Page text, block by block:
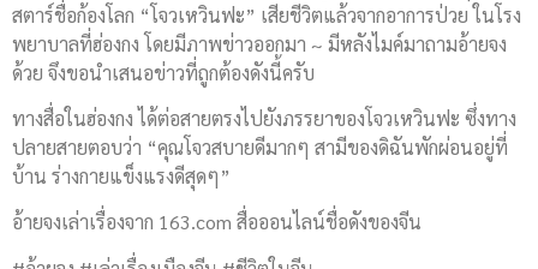
สตาร์ชื่อก้องโลก “โจวเหวินฟะ” เสียชีวิตแล้วจากอาการป่วย ในโรง
พยาบาลที่ฮ่องกง โดยมีภาพข่าวออกมา ~ มีหลังไมค์มาถามอ้ายจง
ด้วย จึงขอนำเสนอข่าวที่ถูกต้องดังนี้ครับ
ทางสื่อในฮ่องกง ได้ต่อสายตรงไปยังภรรยาของโจวเหวินฟะ ซึ่งทาง
ปลายสายตอบว่า “คุณโจวสบายดีมากๆ สามีของดิฉันพักผ่อนอยู่ที่
บ้าน ร่างกายแข็งแรงดีสุดๆ”
อ้ายจงเล่าเรื่องจาก 163.com สื่อออนไลน์ชื่อดังของจีน